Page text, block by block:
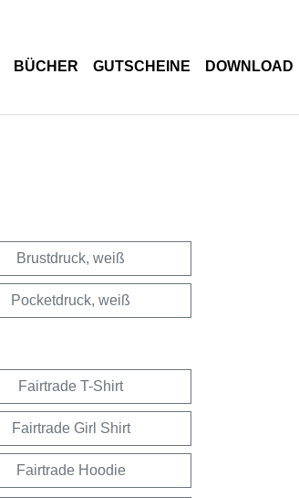
BÜCHER GUTSCHEINE DOWNLOAD
Brustdruck, weiß
Pocketdruck, weiß
Fairtrade T-Shirt
Fairtrade Girl Shirt
Fairtrade Hoodie